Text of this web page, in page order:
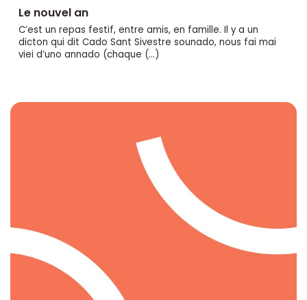
Le nouvel an
C’est un repas festif, entre amis, en famille. Il y a un
dicton qui dit Cado Sant Sivestre sounado, nous fai mai
viei d’uno annado (chaque (…)